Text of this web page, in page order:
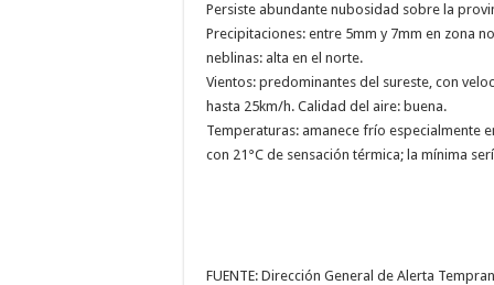
Persiste abundante nubosidad sobre la
Precipitaciones: entre 5mm y 7mm en zona
neblinas: alta en el norte.
Vientos: predominantes del sureste, con
hasta 25km/h. Calidad del aire: buena.
Temperaturas: amanece frío especialmente
con 21°C de sensación térmica; la mínima
FUENTE: Dirección General de Alerta